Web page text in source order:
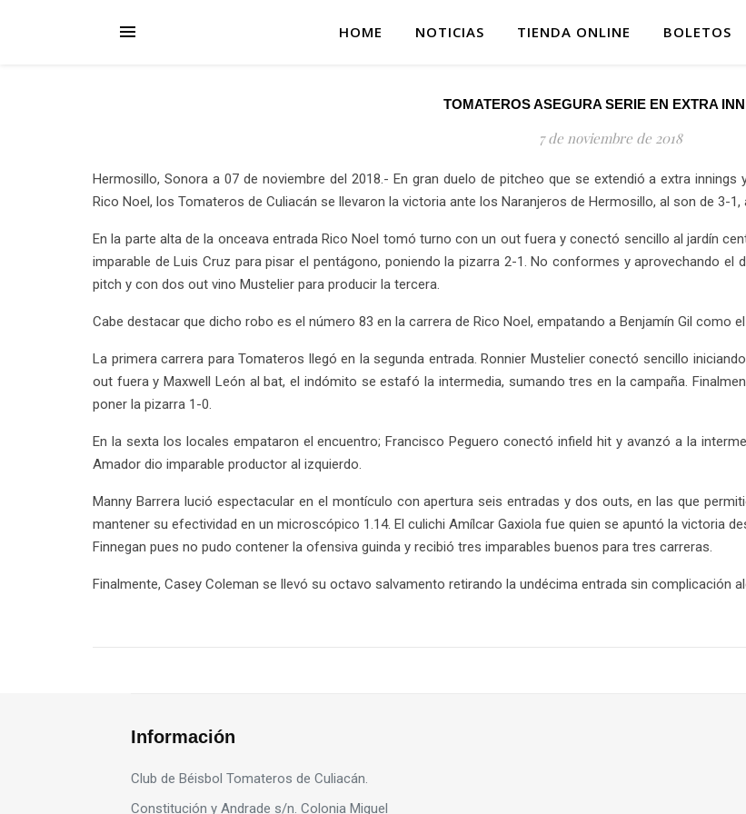
HOME NOTICIAS TIENDA ONLINE BOLETOS
TOMATEROS ASEGURA SERIE EN EXTRA
7 de noviembre de 2018
Hermosillo, Sonora a 07 de noviembre del 2018.- En gran duelo de pitcheo que se extendió a extra
Rico Noel, los Tomateros de Culiacán se llevaron la victoria ante los Naranjeros de Hermosillo, al son de 3-
En la parte alta de la onceava entrada Rico Noel tomó turno con un out fuera y conectó sencillo al jardín
imparable de Luis Cruz para pisar el pentágono, poniendo la pizarra 2-1. No conformes y aprovechando el
pitch y con dos out vino Mustelier para producir la tercera.
Cabe destacar que dicho robo es el número 83 en la carrera de Rico Noel, empatando a Benjamín Gil como
La primera carrera para Tomateros llegó en la segunda entrada. Ronnier Mustelier conectó sencillo
out fuera y Maxwell León al bat, el indómito se estafó la intermedia, sumando tres en la campaña.
poner la pizarra 1-0.
En la sexta los locales empataron el encuentro; Francisco Peguero conectó infield hit y avanzó a la
Amador dio imparable productor al izquierdo.
Manny Barrera lució espectacular en el montículo con apertura seis entradas y dos outs, en las que
mantener su efectividad en un microscópico 1.14. El culichi Amílcar Gaxiola fue quien se apuntó la victoria
Finnegan pues no pudo contener la ofensiva guinda y recibió tres imparables buenos para tres carreras.
Finalmente, Casey Coleman se llevó su octavo salvamento retirando la undécima entrada sin complicación
Información
Club de Béisbol Tomateros de Culiacán.
Constitución y Andrade s/n. Colonia Miguel